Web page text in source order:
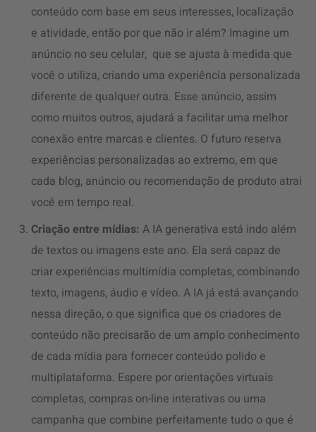
conteúdo com base em seus interesses, localização
e atividade, então por que não ir além? Imagine um
anúncio no seu celular, que se ajusta à medida que
você o utiliza, criando uma experiência personalizada
diferente de qualquer outra. Esse anúncio, assim
como muitos outros, ajudará a facilitar uma melhor
conexão entre marcas e clientes. O futuro reserva
experiências personalizadas ao extremo, em que
cada blog, anúncio ou recomendação de produto atrai
você em tempo real.
Criação entre mídias: A IA generativa está indo além
de textos ou imagens este ano. Ela será capaz de
criar experiências multimídia completas, combinando
texto, imagens, áudio e vídeo. A IA já está avançando
nessa direção, o que significa que os criadores de
conteúdo não precisarão de um amplo conhecimento
de cada mídia para fornecer conteúdo polido e
multiplataforma. Espere por orientações virtuais
completas, compras on-line interativas ou uma
campanha que combine perfeitamente tudo o que é